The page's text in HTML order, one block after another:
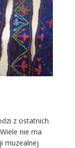
z ostatnich
nie ma
muzealnej